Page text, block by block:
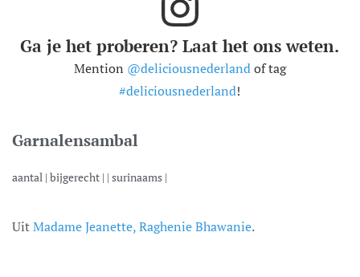
Ga je het proberen? Laat het ons weten.
Mention @deliciousnederlandof tag
#deliciousnederland!
Garnalensambal
aantal | bijgerecht | | surinaams |
UitMadame Jeanette, Raghenie Bhawanie.